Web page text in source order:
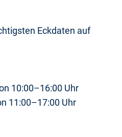
Eckdaten auf
10:00–16:00 Uhr
11:00–17:00 Uhr